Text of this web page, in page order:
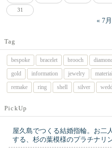
31
« 7月
Tag
bespoke bracelet brooch
gold
information jewelry
remake
ring shell silver
PickUp
屋久島でつくる結婚指輪。お二
する、杉の葉模様のプラチナリ